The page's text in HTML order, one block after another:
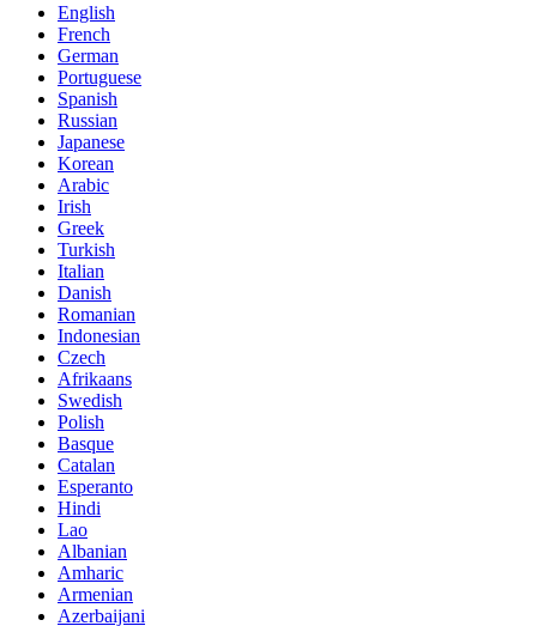
English
French
German
Portuguese
Spanish
Russian
Japanese
Korean
Arabic
Irish
Greek
Turkish
Italian
Danish
Romanian
Indonesian
Czech
Afrikaans
Swedish
Polish
Basque
Catalan
Esperanto
Hindi
Lao
Albanian
Amharic
Armenian
Azerbaijani